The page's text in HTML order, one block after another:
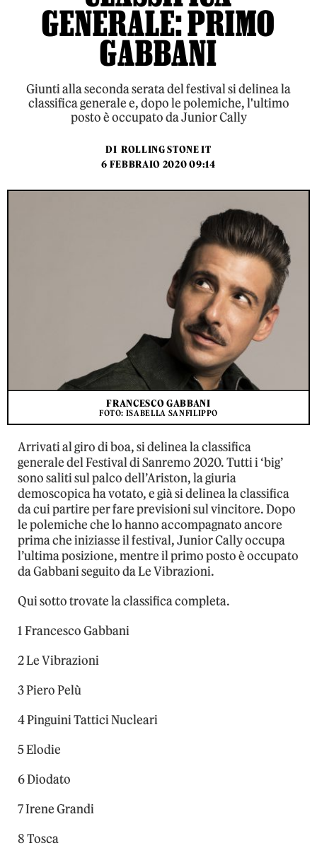
GENERALE: PRIMO
GABBANI
Giunti alla seconda serata del festival si delinea la
classifica generale e, dopo le polemiche, l'ultimo
posto è occupato da Junior Cally
DI ROLLING STONE IT
6 FEBBRAIO 2020 09:14
FRANCESCO GABBANI
FOTO: ISABELLA SANFILIPPO
Arrivati al giro di boa, si delinea la classifica
generale del Festival di Sanremo 2020. Tutti i ‘big’
sono saliti sul palco dell’Ariston, la giuria
demoscopica ha votato, e già si delinea la classifica
da cui partire per fare previsioni sul vincitore. Dopo
le polemiche che lo hanno accompagnato ancore
prima che iniziasse il festival, Junior Cally occupa
l’ultima posizione, mentre il primo posto è occupato
da Gabbani seguito da Le Vibrazioni.
Qui sotto trovate la classifica completa.
1 Francesco Gabbani
2 Le Vibrazioni
3 Piero Pelù
4 Pinguini Tattici Nucleari
5 Elodie
6 Diodato
7 Irene Grandi
8 Tosca